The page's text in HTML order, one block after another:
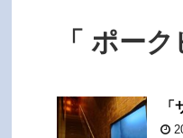
「 ポー